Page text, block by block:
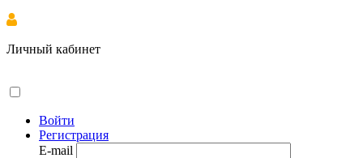
Личный кабинет
Войти
Регистрация
E-mail